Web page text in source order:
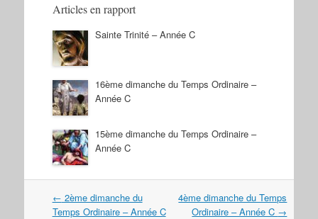
Articles en rapport
Sainte Trinité – Année C
16ème dimanche du Temps Ordinaire –
Année C
15ème dimanche du Temps Ordinaire –
Année C
Navigation
dans
← 2ème dimanche du
Temps Ordinaire – Année C
4ème dimanche du Temps
Ordinaire – Année C →